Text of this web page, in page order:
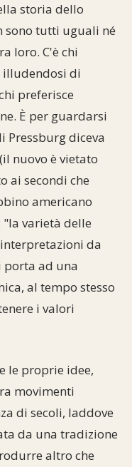
storia dello
sono tutti uguali né
loro. C'è chi
illudendosi di
preferisce
È per guardarsi
Pressburg diceva
nuovo è vietato
ai secondi che
americano
"la varietà delle
da
ad una
al tempo stesso
i valori
le proprie idee,
movimenti
di secoli, laddove
da una tradizione
altro che